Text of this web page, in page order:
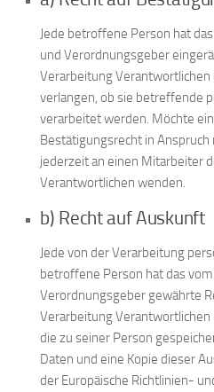
Jede betroffene Person hat
und Verordnungsgeber
Verarbeitung
verlangen, ob sie betreffende
verarbeitet werden. Möchte
Bestätigungsrecht in Anspruch
jederzeit an einen Mitarbeiter
Verantwortlichen wenden.
b) Recht auf Auskunft
Jede von der Verarbeitung
betroffene Person hat das
Verordnungsgeber gewährte
Verarbeitung
die zu seiner Person
Daten und eine Kopie dieser
der Europäische Richtlinien-